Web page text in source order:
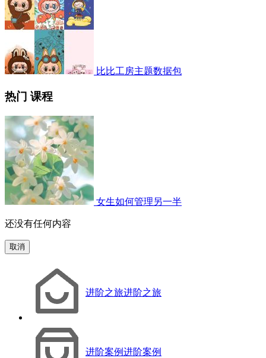
比比工房主题数据包
热门 课程
女生如何管理另一半
还没有任何内容
取消
进阶之旅进阶之旅
进阶案例进阶案例